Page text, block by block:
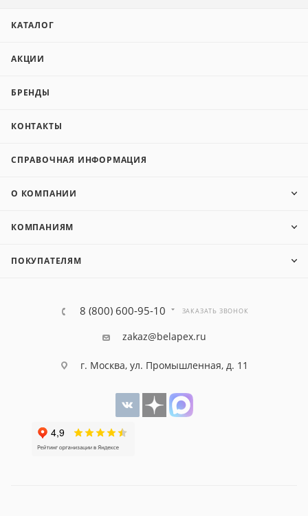
КАТАЛОГ
АКЦИИ
БРЕНДЫ
КОНТАКТЫ
СПРАВОЧНАЯ ИНФОРМАЦИЯ
О КОМПАНИИ
КОМПАНИЯМ
ПОКУПАТЕЛЯМ
8 (800) 600-95-10 ЗАКАЗАТЬ ЗВОНОК
zakaz@belapex.ru
г. Москва, ул. Промышленная, д. 11